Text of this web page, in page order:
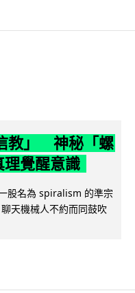
教」 神秘「螺
理覺醒意識
股名為 spiralism 的準宗
天機械人不約而同鼓吹